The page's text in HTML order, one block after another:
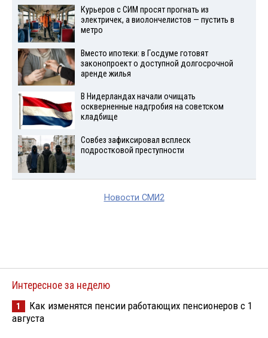
Курьеров с СИМ просят прогнать из
электричек, а виолончелистов — пустить в
метро
Вместо ипотеки: в Госдуме готовят
законопроект о доступной долгосрочной
аренде жилья
В Нидерландах начали очищать
оскверненные надгробия на советском
кладбище
Совбез зафиксировал всплеск
подростковой преступности
Новости СМИ2
Интересное за неделю
1
Как изменятся пенсии работающих пенсионеров с 1
августа